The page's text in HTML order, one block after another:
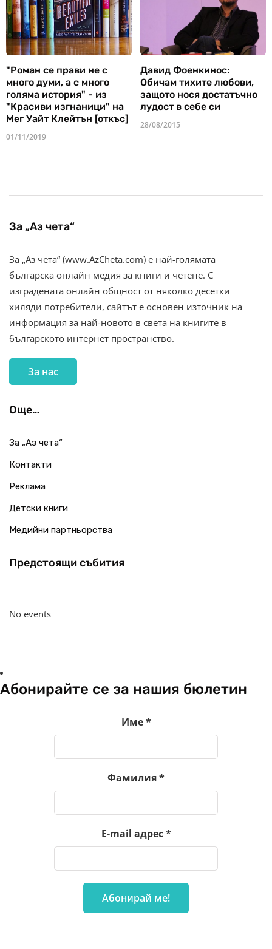
"Роман се прави не с
много думи, а с много
голяма история" - из
"Красиви изгнаници" на
Мег Уайт Клейтън [откъс]
01/11/2019
Давид Фоенкинос:
Обичам тихите любови,
защото нося достатъчно
лудост в себе си
28/08/2015
За „Аз чета“
За „Аз чета“ (www.AzCheta.com) е най-голямата
българска онлайн медия за книги и четене. С
изградената онлайн общност от няколко десетки
хиляди потребители, сайтът е основен източник на
информация за най-новото в света на книгите в
българското интернет пространство.
За нас
Още…
За „Аз чета“
Контакти
Реклама
Детски книги
Медийни партньорства
Предстоящи събития
No events
Абонирайте се за нашия бюлетин
Име*
Фамилия*
E-mail адрес*